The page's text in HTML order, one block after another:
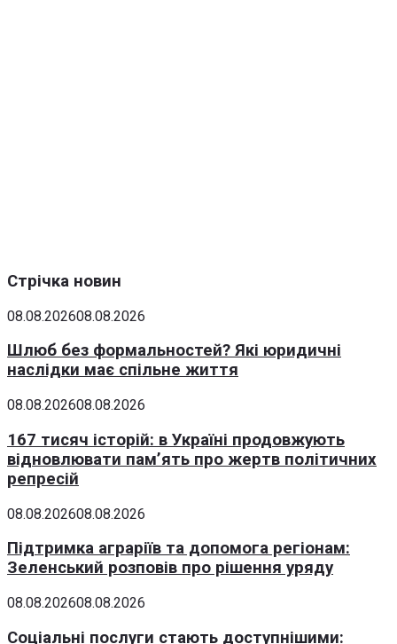
Стрічка новин
08.08.202608.08.2026
Шлюб без формальностей? Які юридичні
наслідки має спільне життя
08.08.202608.08.2026
167 тисяч історій: в Україні продовжують
відновлювати пам’ять про жертв політичних
репресій
08.08.202608.08.2026
Підтримка аграріїв та допомога регіонам:
Зеленський розповів про рішення уряду
08.08.202608.08.2026
Соціальні послуги стають доступнішими: